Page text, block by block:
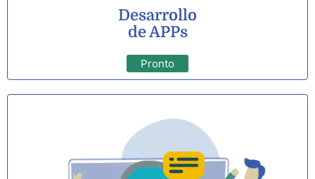
Desarrollo
de APPs
Pronto